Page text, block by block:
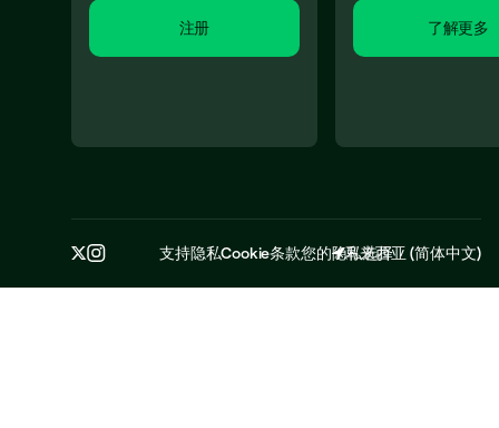
注册 了解更多
支持隐私Cookie条款您的隐私选择
马来西亚 (简体中文)